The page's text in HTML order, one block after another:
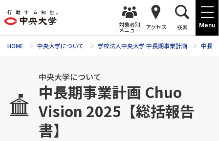
Menu
対象者別
メニュー アクセス 検索
HOME 中央大学について 学校法人中央大学 中長期事業計画 中長
中央大学について
中長期事業計画 Chuo
Vision 2025【総括報告
書】